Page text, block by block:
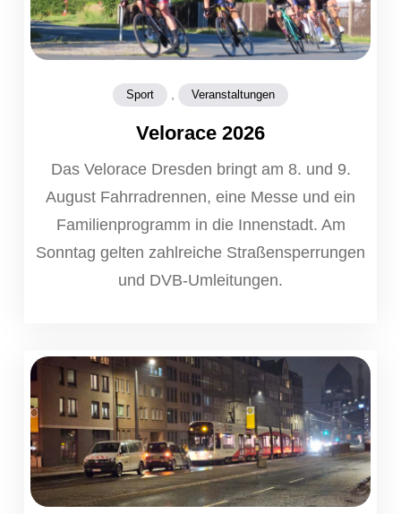
Sport Veranstaltungen
Velorace 2026
Das Velorace Dresden bringt am 8. und 9.
August Fahrradrennen, eine Messe und ein
Familienprogramm in die Innenstadt. Am
Sonntag gelten zahlreiche Straßensperrungen
und DVB-Umleitungen.